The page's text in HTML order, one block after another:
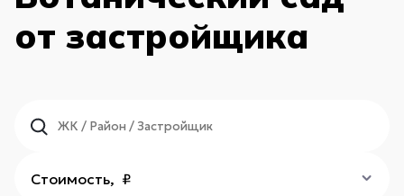
от застройщика
Стоимость, ₽